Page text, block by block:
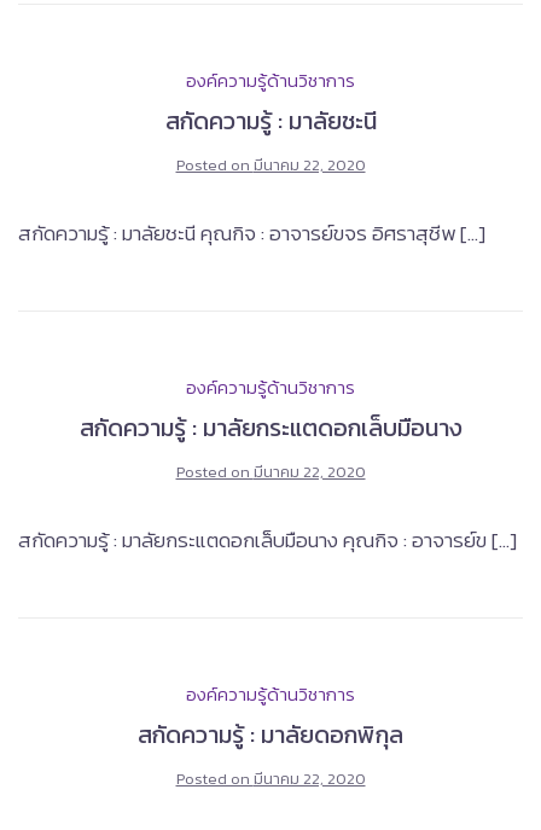
องค์ความรู้ด้านวิชาการ
สกัดความรู้ : มาลัยชะนี
Posted on มีนาคม 22, 2020
สกัดความรู้ : มาลัยชะนี คุณกิจ : อาจารย์ขจร อิศราสุชีพ […]
องค์ความรู้ด้านวิชาการ
สกัดความรู้ : มาลัยกระแตดอกเล็บมือนาง
Posted on มีนาคม 22, 2020
สกัดความรู้ : มาลัยกระแตดอกเล็บมือนาง คุณกิจ : อาจารย์ข […]
องค์ความรู้ด้านวิชาการ
สกัดความรู้ : มาลัยดอกพิกุล
Posted on มีนาคม 22, 2020